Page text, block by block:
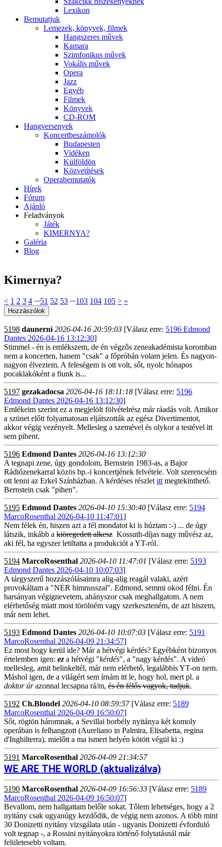
Lexikon
Bemutatjuk
Lemezek, könyvek, filmek
Hangszeres művek
Kamara
Szimfonikus művek
Vokális művek
Opera
Jazz
Egyéb
Filmek
Könyvek
CD-ROM
Hangversenyek
Koncertbeszámolók
Budapesten
Vidéken
Külföldön
Közvetítések
Operabemutatók
Hírek
Fórum
Ajánló
Feladványok
Játék
KIMERNYA?
Galéria
Blog
Kimernya?
< 1 2 3 4 ∙∙∙51 52 53 ∙∙∙103 104 105 > »
5198 daunerni 2026-04-16 20:59:03 [Válasz erre: 5196 Edmond
Dantes 2026-04-16 13:12:30]
Stimmel - én is emlékszem, de én végzős zeneakadémista koromban
nem a koncerten, hanem "csak" a főpróbán volam jelen. És nagyon-
nagyon élveztem. A feleségem is ott volt, sőt, nyolc hónapos
pocaklakóként a fiunk is...
5197 gezakadocsa 2026-04-16 18:11:18 [Válasz erre: 5196
Edmond Dantes 2026-04-16 13:12:30]
Emlékeim szerint ez a megjelölt fölvételrész már ráadás volt. Amikor
a szünet előtt folyamatosan eljátszották az egész Divertimentot,
akkor végig vezényelt. Mellesleg a szemével és olykor a testével itt
sem pihent.
5196 Edmond Dantes 2026-04-16 13:12:30
A tegnapi zene, úgy gondolom, Bernstein 1983-as, a Bajor
Rádiózenekarral közös bp.-i koncertjének felvétele. Volt szerencsém
ott lenni az Erkel Színházban. A kérdéses részlet itt megtekinthető.
Bernstein csak "pihen".
5195 Edmond Dantes 2026-04-10 15:30:40 [Válasz erre: 5194
MarcoRosenthal 2026-04-10 11:47:01]
Nem félek én, hiszen azt a fél mondatot ki is húztam :-) ... de úgy
látszik, inkább a kiöregedett alkesz Kossuth-díjas nagy művész az,
aki fél, ha egyszer letiltatta a produkciót a YT-ról.
5194 MarcoRosenthal 2026-04-10 11:47:01 [Válasz erre: 5193
Edmond Dantes 2026-04-10 10:07:03]
A tárgyszerű hozzászólásaimra alig-alig reagál valaki, azért
provokáltam a "NER himnusszal". Edmond, semmi okod félni. Én
harsányan végignevetem, ahányszor csak meghallgatom. A nem
elérhetőség miatt most törölném vagy szerkeszteném, de azt hiszem,
már nem lehet.
5193 Edmond Dantes 2026-04-10 10:07:03 [Válasz erre: 5191
MarcoRosenthal 2026-04-09 21:34:57]
Ez most hogy kerül ide? Már a hétvégi kérdés? Egyébként bizonyos
értelemben igen: ez a hétvégi "kérdés", a "nagy kérdés". A videó
mellesleg, amit belinkeltél, már nem elérhető, legalábbis YT-on nem.
Máshol igen, de a világért sem írnám itt le, hogy hol, mert pl. a
doktor úrazonnal lecsapna rá/m, és én félős vagyok, tudjuk.
5192 Ch.Blondel 2026-04-10 08:59:57[Válasz erre: 5189
MarcoRosenthal 2026-04-09 16:50:07]
Sőt, rögtön háromnak, a Sevillai borbély nyitánya két komoly
operában is felhangzott (Aureliano in Palmira, Elisabetta, regina
d'Inghilterra), mielőtt a ma ismert helyén kötött végül ki :)
5191 MarcoRosenthal 2026-04-09 21:34:57
WE ARE THE WORLD (aktualizálva)
5190 MarcoRosenthal 2026-04-09 16:56:33 [Válasz erre: 5189
MarcoRosenthal 2026-04-09 16:50:07]
Bevallom, nem hallgattam belőle sokat. Tőlem lehetséges, hogy a 2
nyitány csak ugyanúgy kezdődik, de végig nem azonos. A több mint
30 Donizetti nyitány vizsgálata után - ugyanis Donizetti évforduló
volt tegnap -, a Rossini nyitányokra történő folytatásnál már
felületesebb voltam.